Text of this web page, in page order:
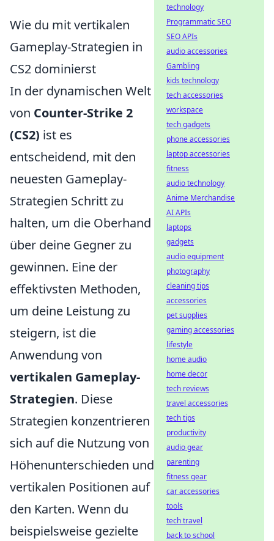
Wie du mit vertikalen
Gameplay-Strategien in
CS2 dominierst
In der dynamischen Welt
von Counter-Strike 2
(CS2) ist es
entscheidend, mit den
neuesten Gameplay-
Strategien Schritt zu
halten, um die Oberhand
über deine Gegner zu
gewinnen. Eine der
effektivsten Methoden,
um deine Leistung zu
steigern, ist die
Anwendung von
vertikalen Gameplay-
Strategien. Diese
Strategien konzentrieren
sich auf die Nutzung von
Höhenunterschieden und
vertikalen Positionen auf
den Karten. Wenn du
beispielsweise gezielte
technology
Programmatic SEO
SEO APIs
audio accessories
Gambling
kids technology
tech accessories
workspace
tech gadgets
phone accessories
laptop accessories
fitness
audio technology
Anime Merchandise
AI APIs
laptops
gadgets
audio equipment
photography
cleaning tips
accessories
pet supplies
gaming accessories
lifestyle
home audio
home decor
tech reviews
travel accessories
tech tips
productivity
audio gear
parenting
fitness gear
car accessories
tools
tech travel
back to school